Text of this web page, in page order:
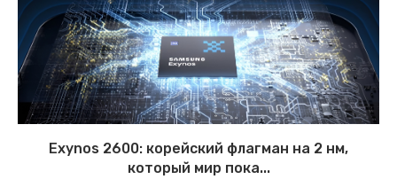
Exynos 2600: корейский флагман на 2 нм,
который мир пока...